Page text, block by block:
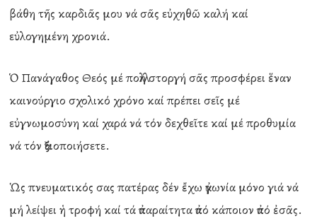
βάθη τῆς καρδιᾶς μου νά σᾶς εὐχηθῶ καλή καί
εὐλογημένη χρονιά.
Ὁ Πανάγαθος Θεός μέ πολλή στοργή σᾶς προσφέρει ἕναν
καινούργιο σχολικό χρόνο καί πρέπει σεῖς μέ
εὐγνωμοσύνη καί χαρά νά τόν δεχθεῖτε καί μέ προθυμία
νά τόν ἀξιοποιήσετε.
Ὡς πνευματικός σας πατέρας δέν ἔχω ἀγωνία μόνο γιά νά
μή λείψει ἡ τροφή καί τά ἀπαραίτητα ἀπό κάποιον ἀπό ἐσᾶς.